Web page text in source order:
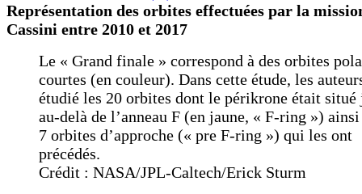
Représentation des orbites effectuées par la
Cassini entre 2010 et 2017
Le « Grand finale » correspond à des orbites
courtes (en couleur). Dans cette étude, les
étudié les 20 orbites dont le périkrone était situé
au-delà de l’anneau F (en jaune, « F-ring »)
7 orbites d’approche (« pre F-ring ») qui les ont
précédés.
Crédit : NASA/JPL-Caltech/Erick Sturm